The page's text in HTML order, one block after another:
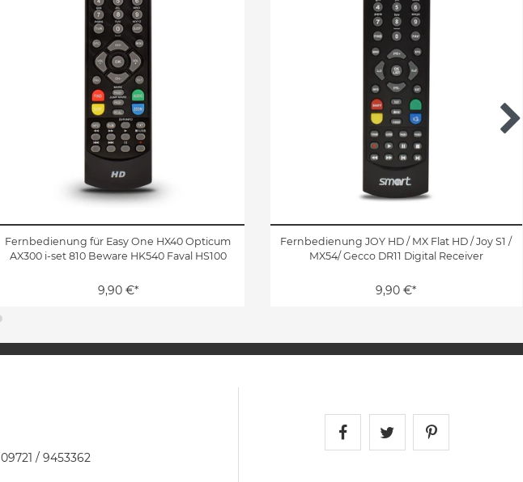
Fernbedienung für Easy One HX40 Opticum
AX300 i-set 810 Beware HK540 Faval HS100
9,90 €*
Fernbedienung JOY HD / MX Flat HD / Joy S1 /
MX54/ Gecco DR11 Digital Receiver
9,90 €*
09721 / 9453362